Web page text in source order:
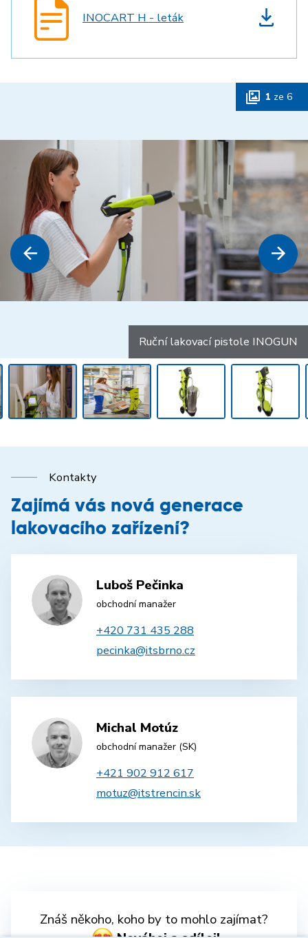
INOCART H - leták
1 ze 6
Ruční lakovací pistole INOGUN
Kontakty
Zajímá vás nová generace
lakovacího zařízení?
Luboš Pečinka
obchodní manažer
+420 731 435 288
pecinka@itsbrno.cz
Michal Motúz
obchodní manažer (SK)
+421 902 912 617
motuz@itstrencin.sk
Znáš někoho, koho by to mohlo zajímat?